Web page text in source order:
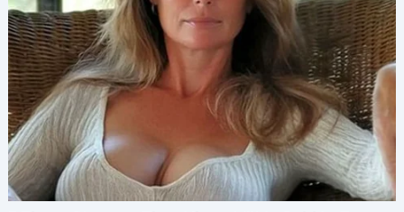
значение. Установление границ не делает вас
неблагодарными, а признание ошибок не
делает вас слабыми. На самом деле, всё
наоборот. Быть честным в своих потребностях
— и прислушиваться к мнению других — может
превратить даже самые натянутые отношения
во что-то более крепкое.
Так что вот вам мой вызов: в следующий раз,